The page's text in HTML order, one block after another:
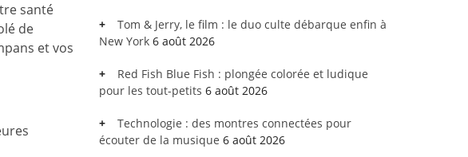
santé
de
et vos
Tom & Jerry, le film : le duo culte débarque enfin à
New York 6 août 2026
Red Fish Blue Fish : plongée colorée et ludique
pour les tout-petits 6 août 2026
Technologie : des montres connectées pour
écouter de la musique 6 août 2026